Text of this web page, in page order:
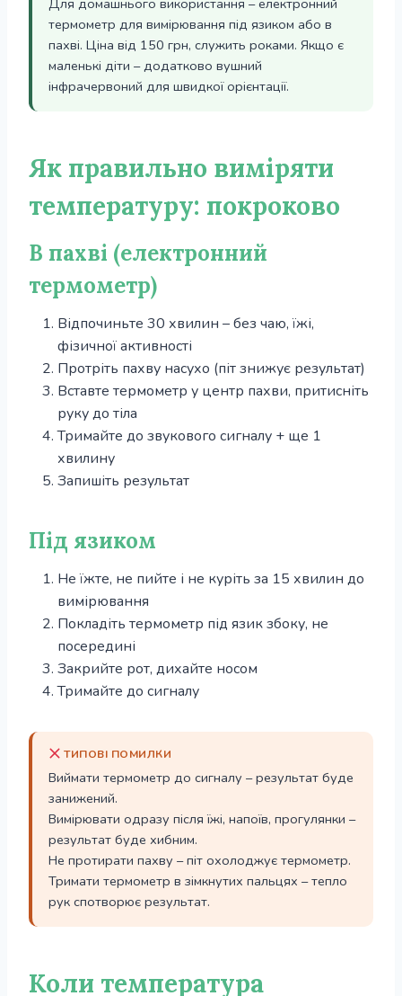
Для домашнього використання – електронний
термометр для вимірювання під язиком або в
пахві. Ціна від 150 грн, служить роками. Якщо є
маленькі діти – додатково вушний
інфрачервоний для швидкої орієнтації.
Як правильно виміряти
температуру: покроково
В пахві (електронний
термометр)
Відпочиньте 30 хвилин – без чаю, їжі,
фізичної активності
Протріть пахву насухо (піт знижує результат)
Вставте термометр у центр пахви, притисніть
руку до тіла
Тримайте до звукового сигналу + ще 1
хвилину
Запишіть результат
Під язиком
Не їжте, не пийте і не куріть за 15 хвилин до
вимірювання
Покладіть термометр під язик збоку, не
посередині
Закрийте рот, дихайте носом
Тримайте до сигналу
ТИПОВІ ПОМИЛКИ
Виймати термометр до сигналу – результат буде
занижений.
Вимірювати одразу після їжі, напоїв, прогулянки –
результат буде хибним.
Не протирати пахву – піт охолоджує термометр.
Тримати термометр в зімкнутих пальцях – тепло
рук спотворює результат.
Коли температура